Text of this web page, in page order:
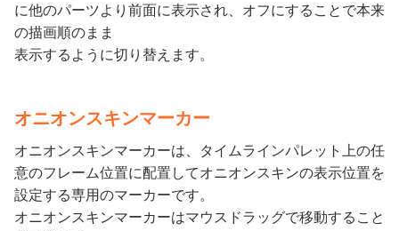
に他のパーツより前面に表示され、オフにすることで本来
の描画順のまま
表示するように切り替えます。
オニオンスキンマーカー
オニオンスキンマーカーは、タイムラインパレット上の任
意のフレーム位置に配置してオニオンスキンの表示位置を
設定する専用のマーカーです。
オニオンスキンマーカーはマウスドラッグで移動すること